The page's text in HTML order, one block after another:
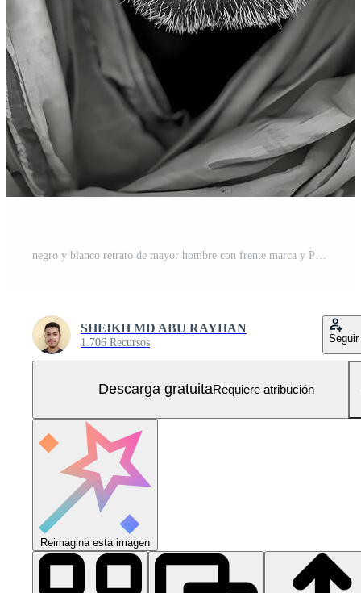
SHEIKH MD ABU RAYHAN
1.706 Recursos Seguir
Descarga gratuitaRequiere atribución
Reimagina esta imagen